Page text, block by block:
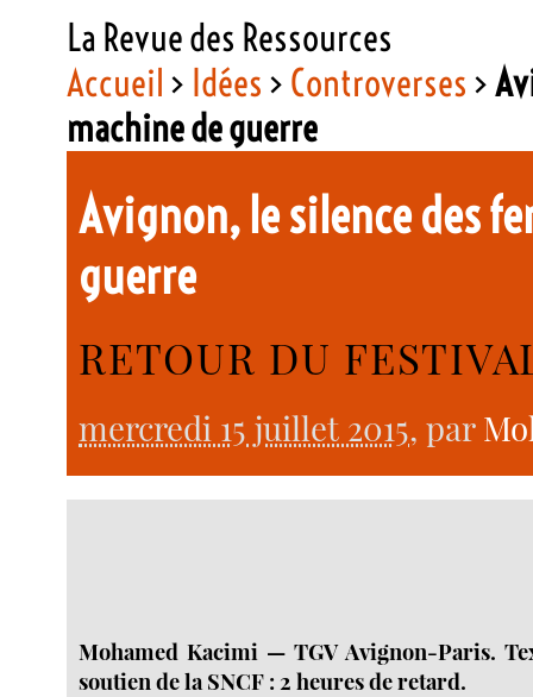
La Revue des Ressources
Accueil > Idées > Controverses >
machine de guerre
Avignon, le silence des
guerre
RETOUR DU
mercredi 15 juillet 2015, par
Mohamed Kacimi — TGV Avignon-Paris.
soutien de la SNCF : 2 heures de retard.